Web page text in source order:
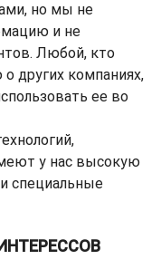
но мы не
и не
Любой, кто
других компаниях,
ее во
у нас высокую
специальные